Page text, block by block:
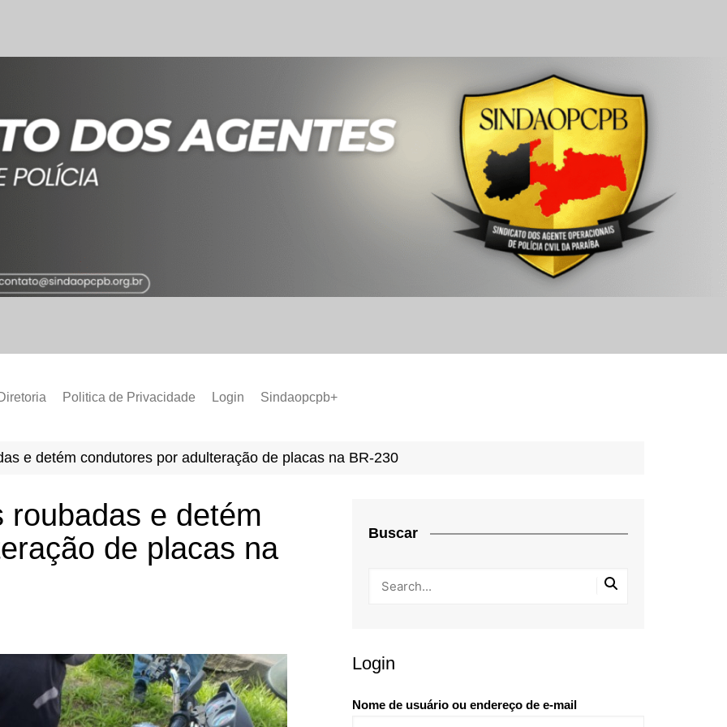
PCCR 2022
Tabela de Venc. 2025
Politica de Privacidade Login Sindaopcpb+
e detém condutores por adulteração de placas na BR-230
roubadas e detém
de placas na
Buscar
Login
Nome de usuário ou endereço de e-mail